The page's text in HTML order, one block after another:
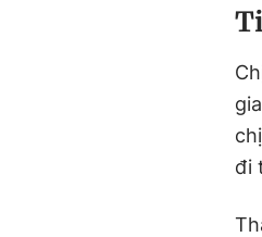
đi